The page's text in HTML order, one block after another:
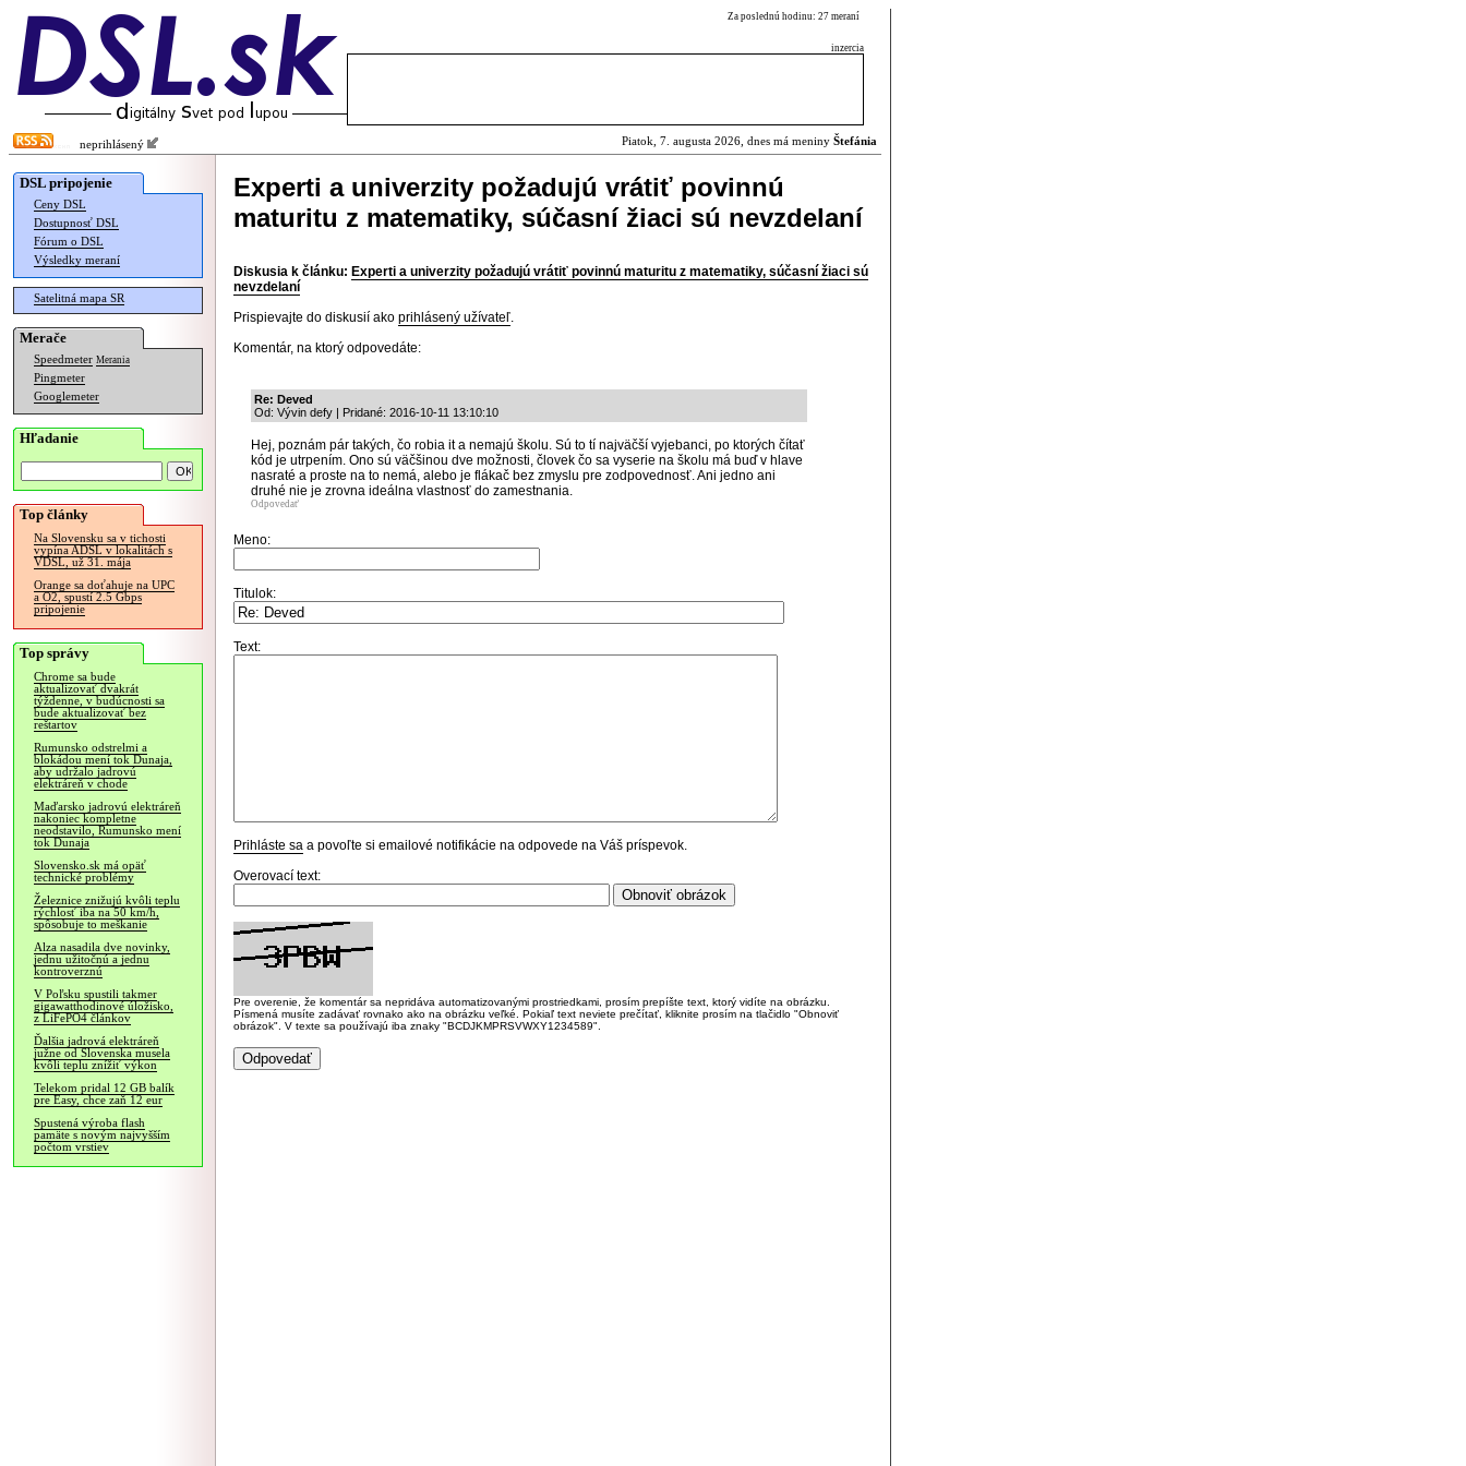
Za poslednú hodinu: 27 meraní
inzercia
neprihlásený Piatok, 7. augusta 2026, dnes má meniny Štefánia
DSL pripojenie
Ceny DSL
Dostupnosť DSL
Fórum o DSL
Výsledky meraní
Satelitná mapa SR
Merače
Speedmeter Merania
Pingmeter
Googlemeter
Hľadanie
Top články
Na Slovensku sa v tichosti
vypína ADSL v lokalitách s
VDSL, už 31. mája
Orange sa doťahuje na UPC
a O2, spustí 2.5 Gbps
pripojenie
Top správy
Chrome sa bude
aktualizovať dvakrát
týždenne, v budúcnosti sa
bude aktualizovať bez
reštartov
Rumunsko odstrelmi a
blokádou mení tok Dunaja,
aby udržalo jadrovú
elektráreň v chode
Maďarsko jadrovú elektráreň
nakoniec kompletne
neodstavilo, Rumunsko mení
tok Dunaja
Slovensko.sk má opäť
technické problémy
Železnice znižujú kvôli teplu
rýchlosť iba na 50 km/h,
spôsobuje to meškanie
Alza nasadila dve novinky,
jednu užitočnú a jednu
kontroverznú
V Poľsku spustili takmer
gigawatthodinové úložisko,
z LiFePO4 článkov
Ďalšia jadrová elektráreň
južne od Slovenska musela
kvôli teplu znížiť výkon
Telekom pridal 12 GB balík
pre Easy, chce zaň 12 eur
Spustená výroba flash
pamäte s novým najvyšším
počtom vrstiev
Experti a univerzity požadujú vrátiť povinnú
maturitu z matematiky, súčasní žiaci sú nevzdelaní
Diskusia k článku: Experti a univerzity požadujú vrátiť povinnú maturitu z matematiky, súčasní žiaci sú
nevzdelaní
Prispievajte do diskusií ako prihlásený užívateľ.
Komentár, na ktorý odpovedáte:
Re: Deved
Od: Vývin defy | Pridané: 2016-10-11 13:10:10
Hej, poznám pár takých, čo robia it a nemajú školu. Sú to tí najväčší vyjebanci, po ktorých čítať
kód je utrpením. Ono sú väčšinou dve možnosti, človek čo sa vyserie na školu má buď v hlave
nasraté a proste na to nemá, alebo je flákač bez zmyslu pre zodpovednosť. Ani jedno ani
druhé nie je zrovna ideálna vlastnosť do zamestnania.
Odpovedať
Meno:
Titulok:
Text:
Prihláste sa a povoľte si emailové notifikácie na odpovede na Váš príspevok.
Overovací text:
Pre overenie, že komentár sa nepridáva automatizovanými prostriedkami, prosím prepíšte text, ktorý vidíte na obrázku.
Písmená musíte zadávať rovnako ako na obrázku veľké. Pokiaľ text neviete prečítať, kliknite prosím na tlačidlo "Obnoviť
obrázok". V texte sa používajú iba znaky "BCDJKMPRSVWXY1234589".